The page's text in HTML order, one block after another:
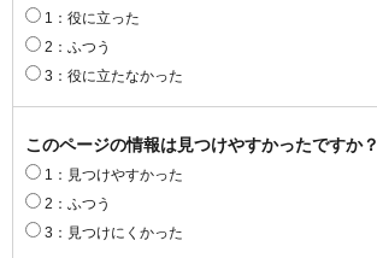
1：役に立った
2：ふつう
3：役に立たなかった
このページの情報は見つけやすかったですか？
1：見つけやすかった
2：ふつう
3：見つけにくかった